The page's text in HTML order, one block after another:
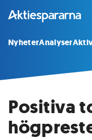
NyheterAnalyser
Positiva